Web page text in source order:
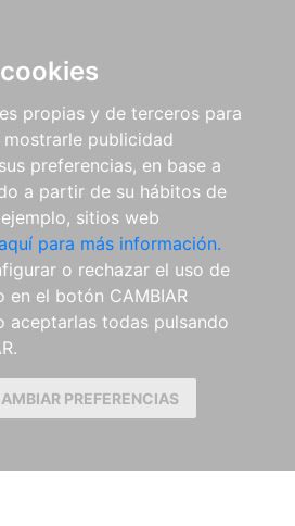
propias y de terceros para
publicidad
preferencias, en base a
a partir de su hábitos de
sitios web
para más información.
o rechazar el uso de
en el botón CAMBIAR
aceptarlas todas pulsando
PREFERENCIAS